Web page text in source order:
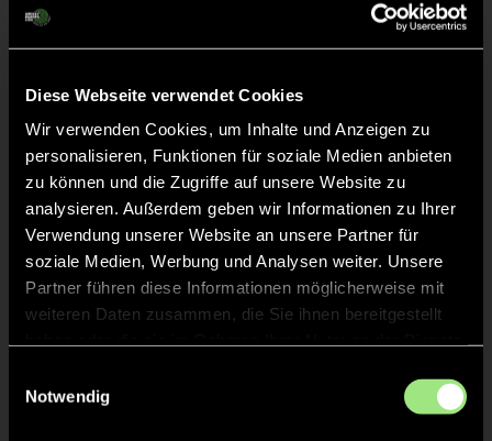
Diese Webseite verwendet Cookies
Wir verwenden Cookies, um Inhalte und Anzeigen zu
personalisieren, Funktionen für soziale Medien anbieten
zu können und die Zugriffe auf unsere Website zu
analysieren. Außerdem geben wir Informationen zu Ihrer
Verwendung unserer Website an unsere Partner für
soziale Medien, Werbung und Analysen weiter. Unsere
Partner führen diese Informationen möglicherweise mit
weiteren Daten zusammen, die Sie ihnen bereitgestellt
Notwendig
Leonard Emanuel B.
Staff